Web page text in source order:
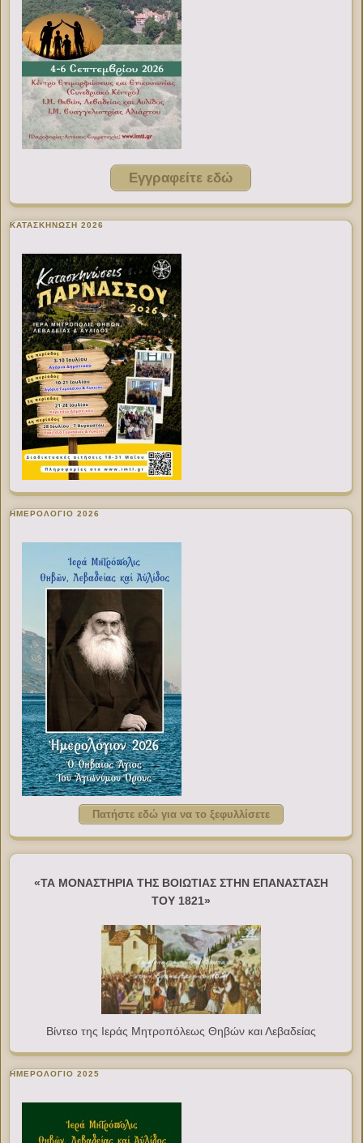
Εγγραφείτε εδώ
ΚΑΤΑΣΚΗΝΩΣΗ 2026
ΗΜΕΡΟΛΟΓΙΟ 2026
Πατήστε εδώ για να το ξεφυλλίσετε
«ΤΑ ΜΟΝΑΣΤΗΡΙΑ ΤΗΣ ΒΟΙΩΤΙΑΣ ΣΤΗΝ ΕΠΑΝΑΣΤΑΣΗ
ΤΟΥ 1821»
Βίντεο της Ιεράς Μητροπόλεως Θηβών και Λεβαδείας
ΗΜΕΡΟΛΟΓΙΟ 2025